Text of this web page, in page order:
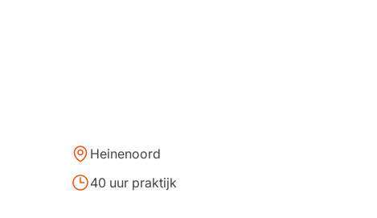
Heinenoord
40 uur praktijk